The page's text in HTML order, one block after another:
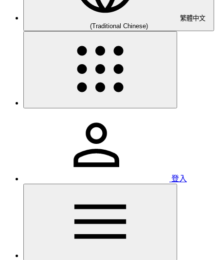
繁體中文
(Traditional Chinese)
登入